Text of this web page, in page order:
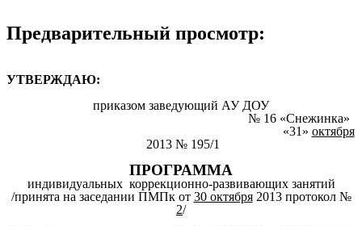
Предварительный просмотр:
УТВЕРЖДАЮ:
приказом заведующий АУ ДОУ
№ 16 «Снежинка»
«31» октября
2013 № 195/1
ПРОГРАММА
индивидуальных коррекционно-развивающих занятий
/принята на заседании ПМПк от 30 октября2013 протокол №
2/